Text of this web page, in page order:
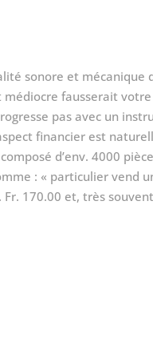
sonore et mécanique
fausserait
pas avec un
financier est
d’env. 4000
: « particulier vend
170.00 et, très